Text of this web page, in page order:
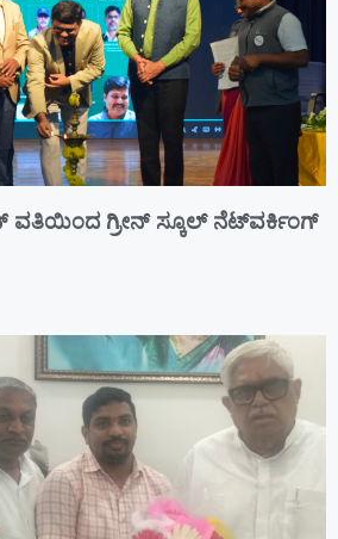
ಗ್ರೀನ್ ಸ್ಕೂಲ್ ನೆಟ್‌ವರ್ಕಿಂಗ್